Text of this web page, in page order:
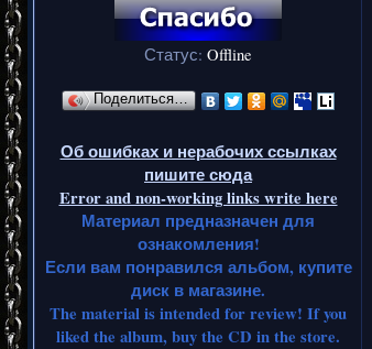
Статус: Offline
Поделиться…
Об ошибках и нерабочих ссылках
пишите сюда
Error and non-working links write here
Материал предназначен для
ознакомления!
Если вам понравился альбом, купите
диск в магазине.
The material is intended for review! If you
liked the album, buy the CD in the store.